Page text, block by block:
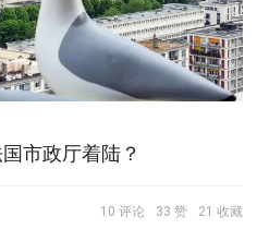
市政厅着陆？
10 评论 33 赞 21 收藏